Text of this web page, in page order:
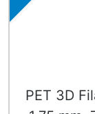
PET 3D